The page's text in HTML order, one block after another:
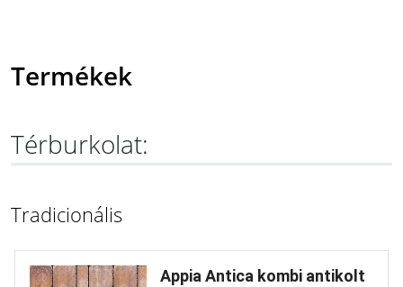
Termékek
Térburkolat:
Tradicionális
Appia Antica kombi antikolt